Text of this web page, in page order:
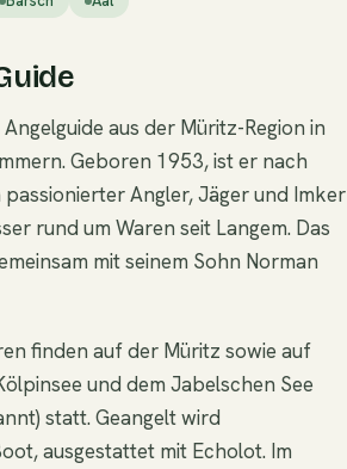
aus der Müritz-Region in
Geboren 1953, ist er nach
passionierter Angler, Jäger und Imker
rund um Waren seit Langem. Das
mit seinem Sohn Norman
finden auf der Müritz sowie auf
und dem Jabelschen See
statt. Geangelt wird
ausgestattet mit Echolot. Im